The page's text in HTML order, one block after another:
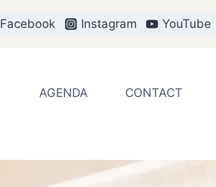
Facebook Instagram YouTube
AGENDA CONTACT